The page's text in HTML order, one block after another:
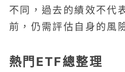
不同，過去的績效不代
前，仍需評估自身的風
熱門ETF總整理